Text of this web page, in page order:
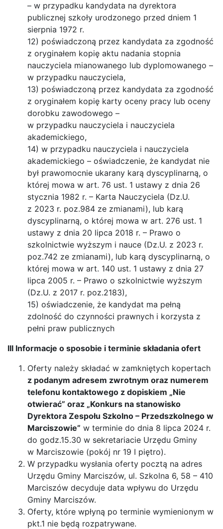
– w przypadku kandydata na dyrektora
publicznej szkoły urodzonego przed dniem 1
sierpnia 1972 r.
12) poświadczoną przez kandydata za zgodność
z oryginałem kopię aktu nadania stopnia
nauczyciela mianowanego lub dyplomowanego –
w przypadku nauczyciela,
13) poświadczoną przez kandydata za zgodność
z oryginałem kopię karty oceny pracy lub oceny
dorobku zawodowego –
w przypadku nauczyciela i nauczyciela
akademickiego,
14) w przypadku nauczyciela i nauczyciela
akademickiego – oświadczenie, że kandydat nie
był prawomocnie ukarany karą dyscyplinarną, o
której mowa w art. 76 ust. 1 ustawy z dnia 26
stycznia 1982 r. – Karta Nauczyciela (Dz.U.
z 2023 r. poz.984 ze zmianami), lub karą
dyscyplinarną, o której mowa w art. 276 ust. 1
ustawy z dnia 20 lipca 2018 r. – Prawo o
szkolnictwie wyższym i nauce (Dz.U. z 2023 r.
poz.742 ze zmianami), lub karą dyscyplinarną, o
której mowa w art. 140 ust. 1 ustawy z dnia 27
lipca 2005 r. – Prawo o szkolnictwie wyższym
(Dz.U. z 2017 r. poz.2183),
15) oświadczenie, że kandydat ma pełną
zdolność do czynności prawnych i korzysta z
pełni praw publicznych
III Informacje o sposobie i terminie składania ofert
Oferty należy składać w zamkniętych kopertach
z podanym adresem zwrotnym oraz numerem
telefonu kontaktowego z dopiskiem „Nie
otwierać” oraz „Konkurs na stanowisko
Dyrektora Zespołu Szkolno – Przedszkolnego w
Marciszowie” w terminie do dnia 8 lipca 2024 r.
do godz.15.30 w sekretariacie Urzędu Gminy
w Marciszowie (pokój nr 19 I piętro).
W przypadku wysłania oferty pocztą na adres
Urzędu Gminy Marciszów, ul. Szkolna 6, 58 – 410
Marciszów decyduje data wpływu do Urzędu
Gminy Marciszów.
Oferty, które wpłyną po terminie wymienionym w
pkt.1 nie będą rozpatrywane.